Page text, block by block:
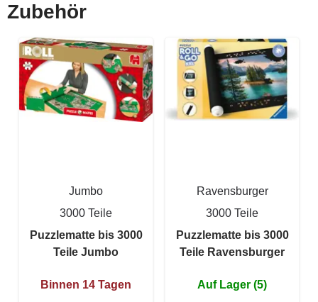
Zubehör
Jumbo
3000 Teile
Puzzlematte bis 3000
Teile Jumbo
Binnen 14 Tagen
Ravensburger
3000 Teile
Puzzlematte bis 3000
Teile Ravensburger
Auf Lager (5)